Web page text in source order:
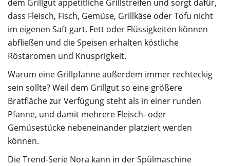
dem Grillgut appetitliche Grillstreifen und sorgt dafür,
dass Fleisch, Fisch, Gemüse, Grillkäse oder Tofu nicht
im eigenen Saft gart. Fett oder Flüssigkeiten können
abfließen und die Speisen erhalten köstliche
Röstaromen und Knusprigkeit.
Warum eine Grillpfanne außerdem immer rechteckig
sein sollte? Weil dem Grillgut so eine größere
Bratfläche zur Verfügung steht als in einer runden
Pfanne, und damit mehrere Fleisch- oder
Gemüsestücke nebeneinander platziert werden
können.
Die Trend-Serie Nora kann in der Spülmaschine